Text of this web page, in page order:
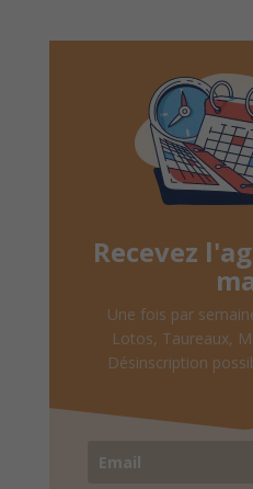
Recevez
Une fois par
Lotos, Taureaux,
Désinscription